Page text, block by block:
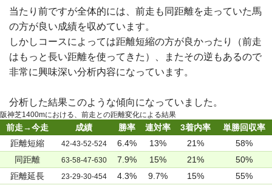
当たり前ですが全体的には、前走も同距離を走っていた馬
の方が良い成績を収めています。
しかしコースによっては距離短縮の方が良かったり（前走
はもっと長い距離を使ってきた）、またその逆もあるので
非常に興味深い分析内容になっています。
分析した結果このような傾向になっていました。
阪神芝1400mにおける、前走との距離変化による結果
前走→今走 成績 勝率 連対率 3着内率
単勝回収率
距離短縮
42-43-52-524 6.4% 13% 21%
58%
同距離
63-58-47-630 7.9% 15% 21%
50%
距離延長
23-29-30-454 4.3% 9.7% 15% 55%